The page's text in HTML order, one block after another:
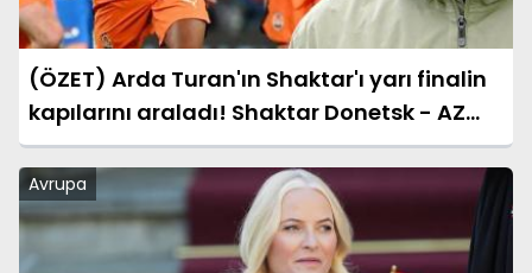
(ÖZET) Arda Turan'ın Shaktar'ı yarı finalin
kapılarını araladı! Shaktar Donetsk - AZ
Alkmaar maçı sonucu: 3-0 (UEFA
Konferans Ligi)
Avrupa